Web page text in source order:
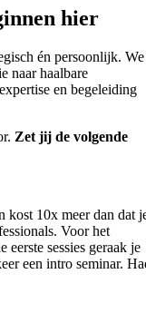
hier
én persoonlijk. We
naar haalbare
en begeleiding
Zet jij de volgende
kost 10x meer dan dat
Voor het
sessies geraak je
een intro seminar.